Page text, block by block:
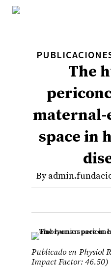
Skip
The
space in
By
Publicado en Physiol
Impact Factor: 46.50)